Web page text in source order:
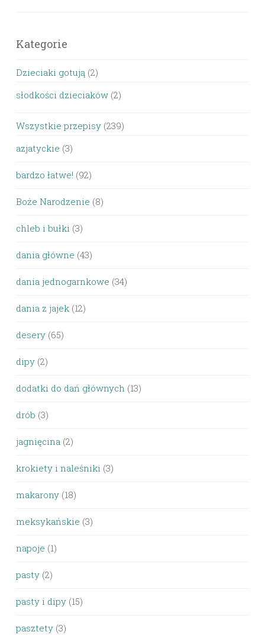
Kategorie
Dzieciaki gotują (2)
słodkości dzieciaków (2)
Wszystkie przepisy (239)
azjatyckie (3)
bardzo łatwe! (92)
Boże Narodzenie (8)
chleb i bułki (3)
dania główne (43)
dania jednogarnkowe (34)
dania z jajek (12)
desery (65)
dipy (2)
dodatki do dań głównych (13)
drób (3)
jagnięcina (2)
krokiety i naleśniki (3)
makarony (18)
meksykańskie (3)
napoje (1)
pasty (2)
pasty i dipy (15)
pasztety (3)